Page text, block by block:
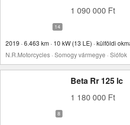
1 090 000 Ft
2019 · 6.463 km · 10 kW (13 LE) · külföldi
N.R.Motorcycles · Somogy vármegye · Siófok
Beta Rr 125 lc
1 180 000 Ft